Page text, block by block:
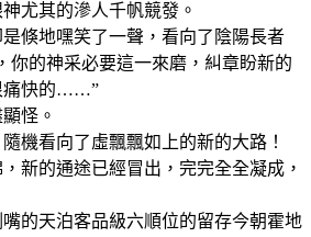
尤其的滲人千帆競發。
倏地嘿笑了一聲，看向了陰陽長者
你的神采必要這一來磨，糾章盼新的
痛快的……”
怪。
機看向了虛飄飄如上的新的大路！
新的通途已經冒出，完完全全凝成，
的天泊客品級六順位的留存今朝霍地